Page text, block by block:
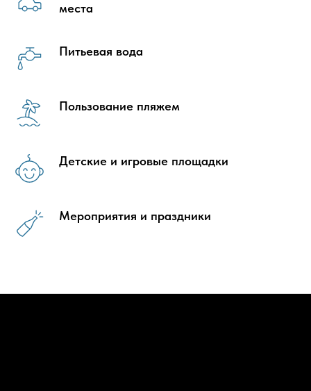
места
Питьевая вода
Пользование пляжем
Детские и игровые площадки
Мероприятия и праздники